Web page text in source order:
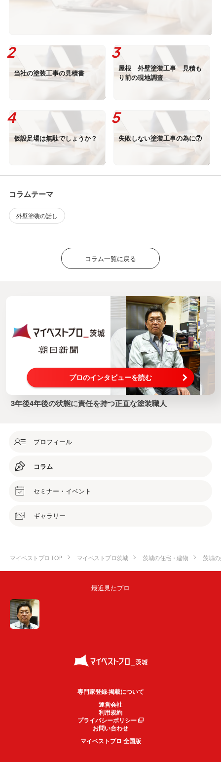
当社の塗装工事の見積書
屋根 外壁塗装工事 見積も
り前の現地調査
仮設足場は無駄でしょうか？ 失敗しない塗装工事の為に⑦
コラムテーマ
外壁塗装の話し
コラム一覧に戻る
プロのインタビューを読む
3年後4年後の状態に責任を持つ正直な塗装職人
プロフィール
コラム
セミナー・イベント
ギャラリー
マイベストプロ TOP マイベストプロ茨城 茨城の住宅・建物 茨城
最近見たプロ
専門家登録·掲載について
運営会社
利用規約
プライバシーポリシー
お問い合わせ
マイベストプロ 全国版